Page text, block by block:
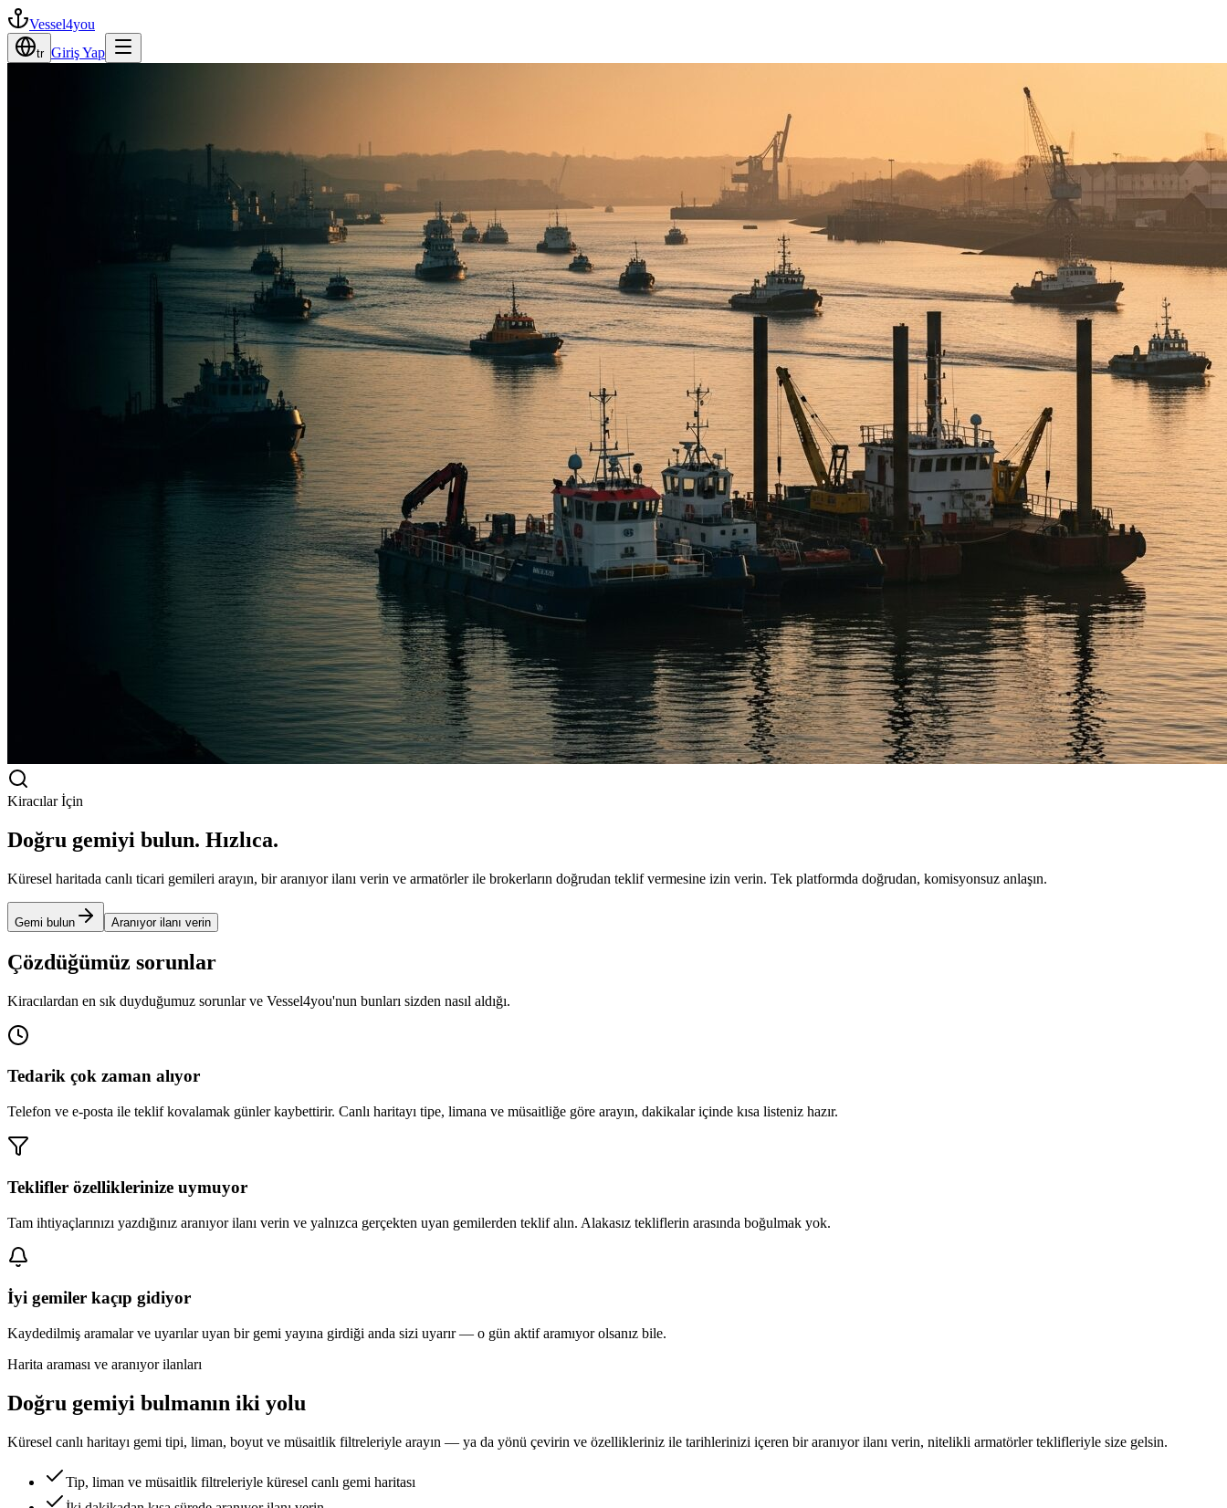
Vessel4you
tr Giriş Yap
Kiracılar İçin
Doğru gemiyi bulun. Hızlıca.
Küresel haritada canlı ticari gemileri arayın, bir aranıyor ilanı verin ve armatörler ile brokerların doğrudan teklif vermesine izin verin. Tek platformda doğrudan, komisyonsuz anlaşın.
Gemi bulun Aranıyor ilanı verin
Çözdüğümüz sorunlar
Kiracılardan en sık duyduğumuz sorunlar ve Vessel4you'nun bunları sizden nasıl aldığı.
Tedarik çok zaman alıyor
Telefon ve e-posta ile teklif kovalamak günler kaybettirir. Canlı haritayı tipe, limana ve müsaitliğe göre arayın, dakikalar içinde kısa listeniz hazır.
Teklifler özelliklerinize uymuyor
Tam ihtiyaçlarınızı yazdığınız aranıyor ilanı verin ve yalnızca gerçekten uyan gemilerden teklif alın. Alakasız tekliflerin arasında boğulmak yok.
İyi gemiler kaçıp gidiyor
Kaydedilmiş aramalar ve uyarılar uyan bir gemi yayına girdiği anda sizi uyarır — o gün aktif aramıyor olsanız bile.
Harita araması ve aranıyor ilanları
Doğru gemiyi bulmanın iki yolu
Küresel canlı haritayı gemi tipi, liman, boyut ve müsaitlik filtreleriyle arayın — ya da yönü çevirin ve özellikleriniz ile tarihlerinizi içeren bir aranıyor ilanı verin, nitelikli armatörler teklifleriyle size gelsin.
Tip, liman ve müsaitlik filtreleriyle küresel canlı gemi haritası